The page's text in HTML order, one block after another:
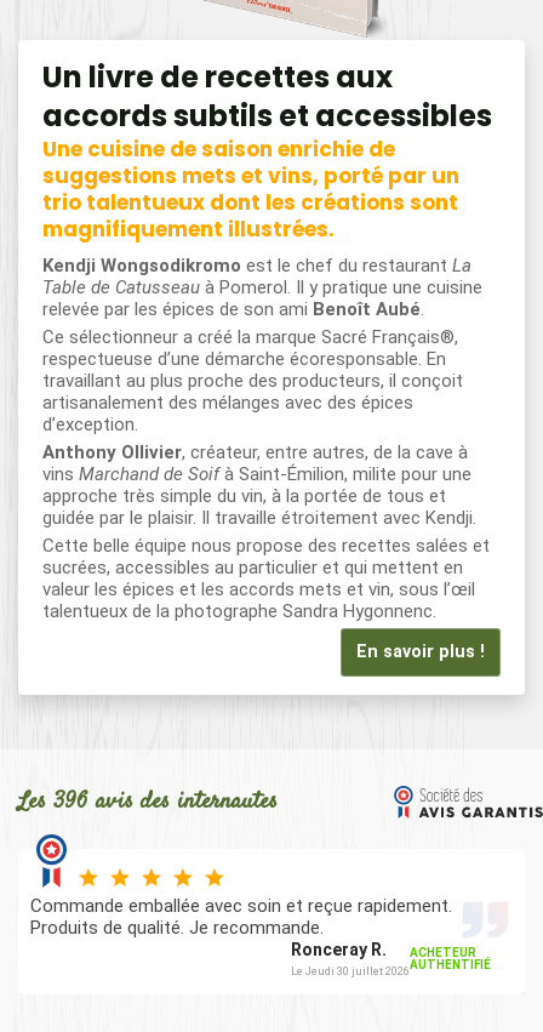
Un livre de recettes aux
accords subtils et accessibles
Une cuisine de saison enrichie de
suggestions mets et vins, porté par un
trio talentueux dont les créations sont
magnifiquement illustrées.
Kendji Wongsodikromo est le chef du restaurant La
Table de Catusseau à Pomerol. Il y pratique une cuisine
relevée par les épices de son ami Benoît Aubé.
Ce sélectionneur a créé la marque Sacré Français®,
respectueuse d’une démarche écoresponsable. En
travaillant au plus proche des producteurs, il conçoit
artisanalement des mélanges avec des épices
d’exception.
Anthony Ollivier, créateur, entre autres, de la cave à
vins Marchand de Soifà Saint-Émilion, milite pour une
approche très simple du vin, à la portée de tous et
guidée par le plaisir. Il travaille étroitement avec Kendji.
Cette belle équipe nous propose des recettes salées et
sucrées, accessibles au particulier et qui mettent en
valeur les épices et les accords mets et vin, sous l’œil
talentueux de la photographe Sandra Hygonnenc.
En savoir plus !
Les 396 avis des internautes
Commande emballée avec soin et reçue rapidement.
Produits de qualité. Je recommande.
Ronceray R.
Le Jeudi 30 juillet 2026
ACHETEUR
AUTHENTIFIÉ